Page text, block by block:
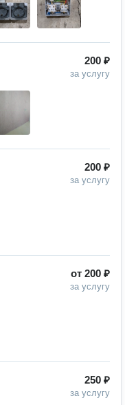
200 ₽
за услугу
200 ₽
за услугу
от 200 ₽
за услугу
250 ₽
за услугу